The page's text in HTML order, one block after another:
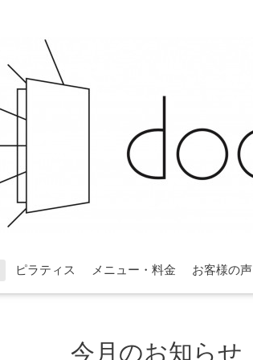
ピラティス メニュー・料金 お客様の声
今月のお知らせ